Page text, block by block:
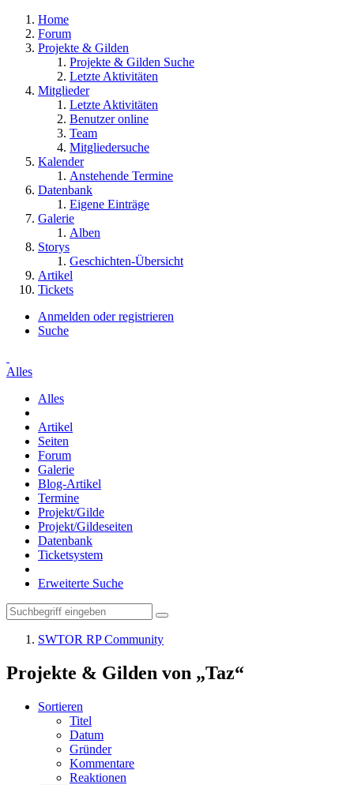
Home
Forum
Projekte & Gilden
Projekte & Gilden Suche
Letzte Aktivitäten
Mitglieder
Letzte Aktivitäten
Benutzer online
Team
Mitgliedersuche
Kalender
Anstehende Termine
Datenbank
Eigene Einträge
Galerie
Alben
Storys
Geschichten-Übersicht
Artikel
Tickets
Anmelden oder registrieren
Suche
Alles
Alles
Artikel
Seiten
Forum
Galerie
Blog-Artikel
Termine
Projekt/Gilde
Projekt/Gildeseiten
Datenbank
Ticketsystem
Erweiterte Suche
SWTOR RP Community
Projekte & Gilden von „Taz“
Sortieren
Titel
Datum
Gründer
Kommentare
Reaktionen